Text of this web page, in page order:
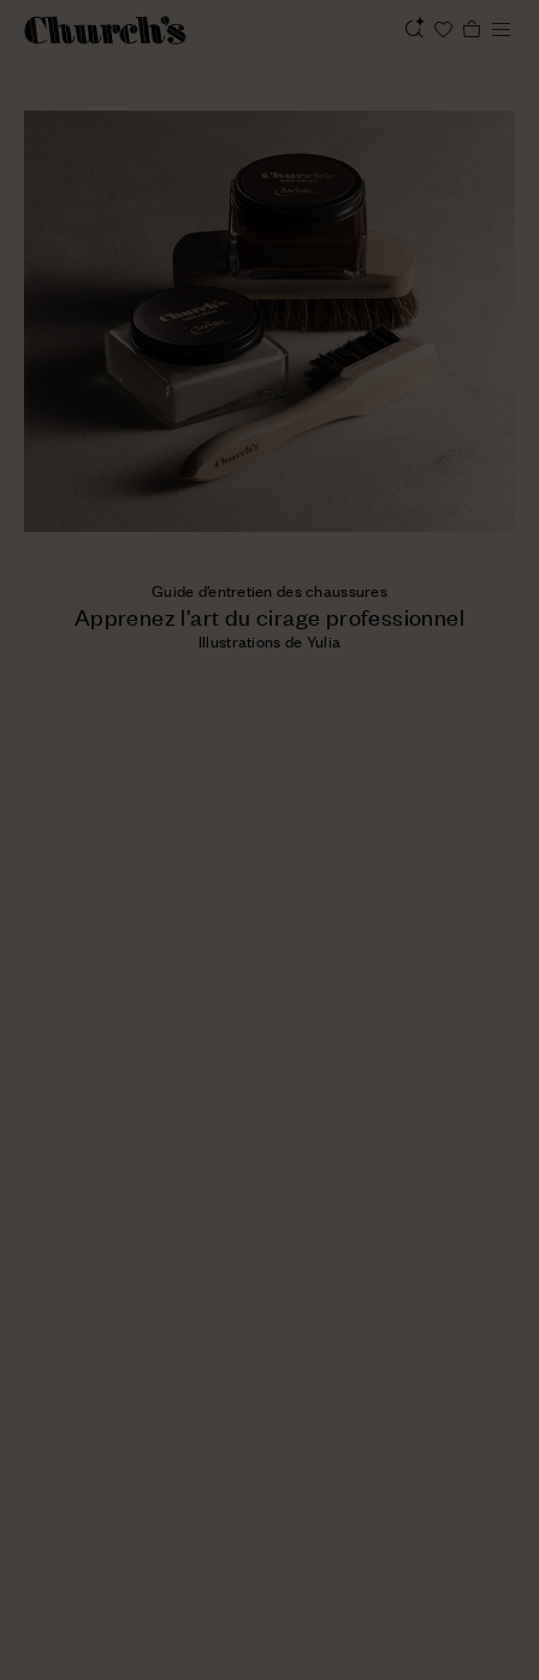
Guide d’entretien des chaussures
Apprenez l’art du cirage professionnel
Illustrations de Yulia